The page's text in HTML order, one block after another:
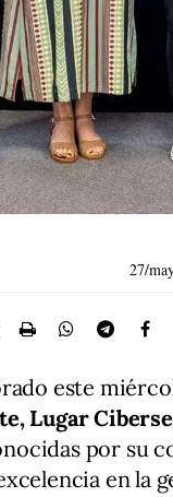
27/
este
Lugar
por su
en la